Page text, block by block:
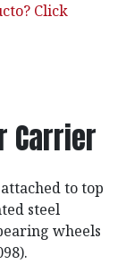
Click
Carrier
to top
steel
wheels